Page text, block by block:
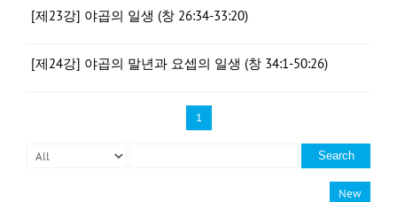
[제23강] 야곱의 일생 (창 26:34-33:20)
[제24강] 야곱의 말년과 요셉의 일생 (창 34:1-50:26)
1
Search
New